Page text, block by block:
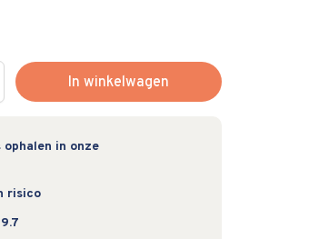
In winkelwagen
in onze
risico